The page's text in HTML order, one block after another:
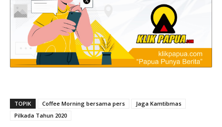
TOPIK Coffee Morning bersama pers
Jaga Kamtibmas
Pilkada Tahun 2020